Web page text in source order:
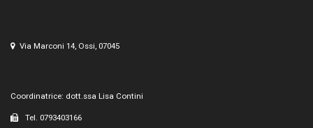
Via Marconi 14, Ossi, 07045
Coordinatrice: dott.ssa Lisa Contini
Tel. 0793403166